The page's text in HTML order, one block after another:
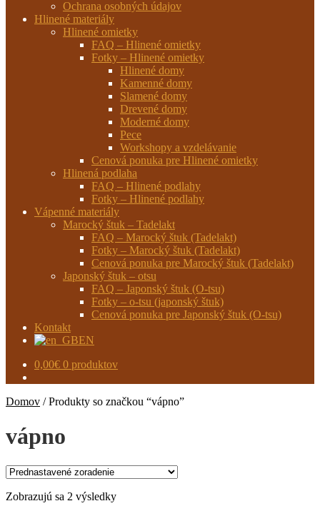
Ochrana osobných údajov
Hlinené materiály
Hlinené omietky
FAQ – Hlinené omietky
Fotky – Hlinené omietky
Hlinené domy
Kamenné domy
Slamené domy
Drevené domy
Moderné domy
Pece
Workshopy a vzdelávanie
Cenová ponuka pre Hlinené omietky
Hlinená podlaha
FAQ – Hlinené podlahy
Fotky – Hlinené podlahy
Vápenné materiály
Marocký štuk – Tadelakt
FAQ – Marocký štuk (Tadelakt)
Fotky – Marocký štuk (Tadelakt)
Cenová ponuka pre Marocký štuk (Tadelakt)
Japonský štuk – otsu
FAQ – Japonský štuk (O-tsu)
Fotky – o-tsu (japonský štuk)
Cenová ponuka pre Japonský štuk (O-tsu)
Kontakt
EN
0,00€ 0 produktov
Domov /Produkty so značkou “vápno”
vápno
Zobrazujú sa 2 výsledky